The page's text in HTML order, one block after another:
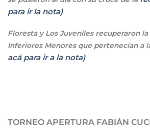
para ir la nota)
Floresta y Los Juveniles recuperaron la
Inferiores Menores que pertenecían a
acá para ir a la nota)
TORNEO APERTURA FABIÁN